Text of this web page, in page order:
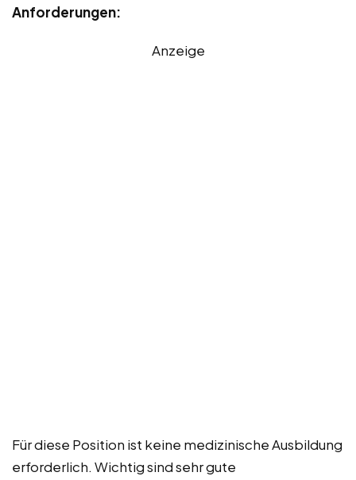
Anforderungen:
Anzeige
Für diese Position ist keine medizinische Ausbildung
erforderlich. Wichtig sind sehr gute